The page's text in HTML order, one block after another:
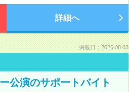
詳細へ
掲載日：2026.08.03
公演のサポートバイト